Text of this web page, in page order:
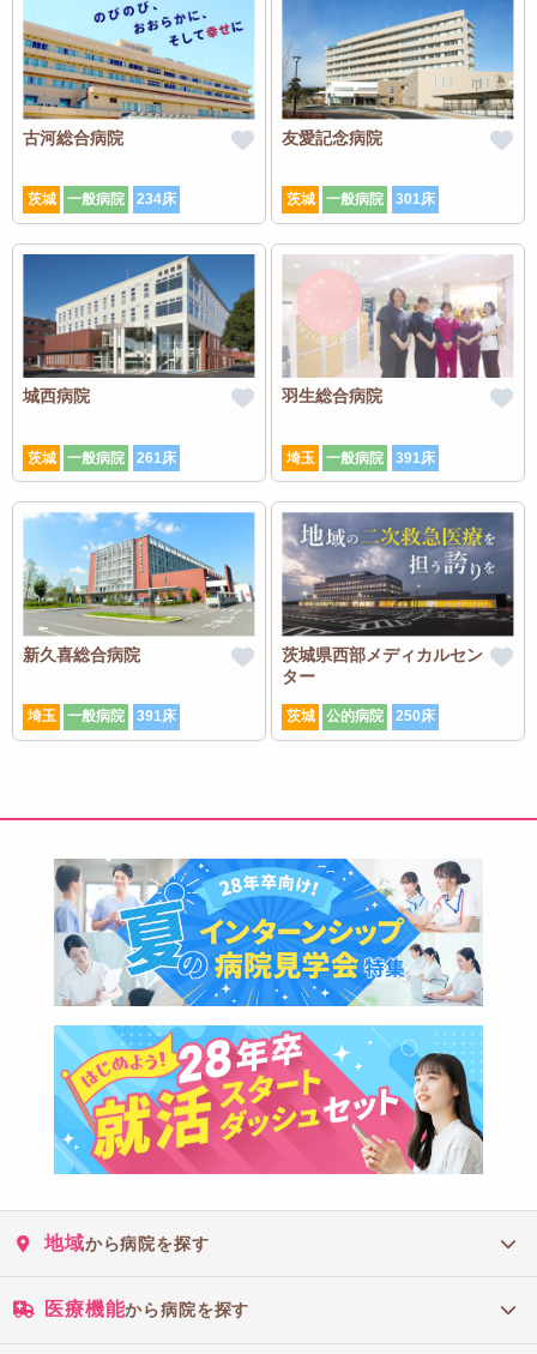
古河総合病院
茨城 一般病院 234床
友愛記念病院
茨城 一般病院 301床
城西病院
茨城 一般病院 261床
羽生総合病院
埼玉 一般病院 391床
新久喜総合病院
埼玉 一般病院 391床
茨城県西部メディカルセン
ター
茨城 公的病院 250床
地域から病院を探す
医療機能から病院を探す